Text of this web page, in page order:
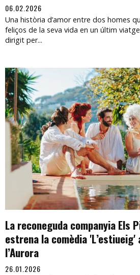
06.02.2026
Una història d’amor entre dos homes
feliços de la seva vida en un últim
dirigit per...
La reconeguda companyia Els
estrena la comèdia 'L’estiueig'
l’Aurora
26.01.2026